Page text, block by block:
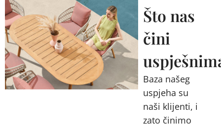
Što nas
čini
Baza našeg
uspjeha su
naši klijenti, i
zato činimo